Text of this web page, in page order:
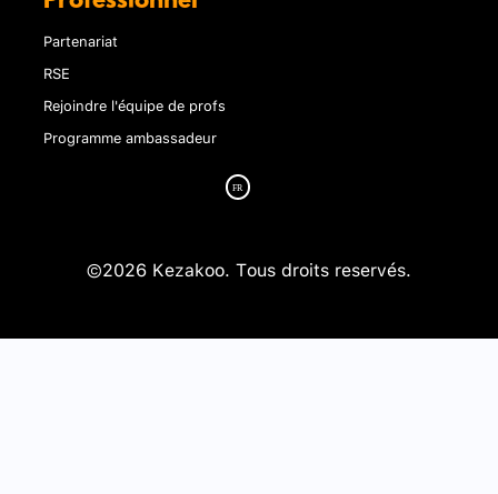
Partenariat
RSE
Rejoindre l'équipe de profs
Programme ambassadeur
©2026 Kezakoo. Tous droits reservés.